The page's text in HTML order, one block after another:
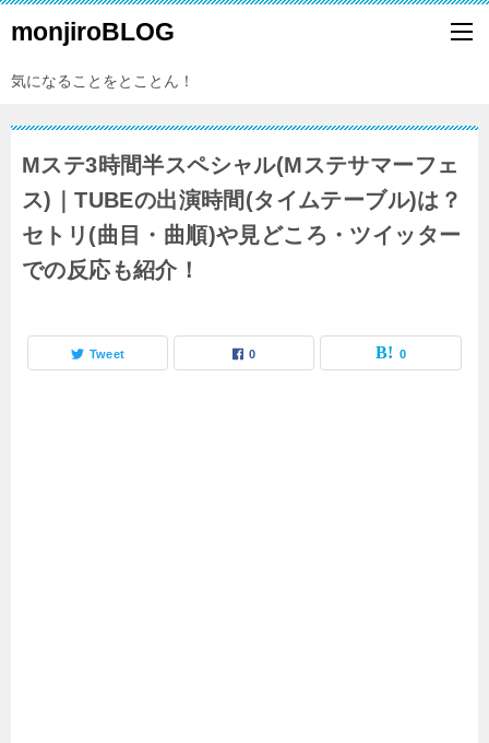
monjiroBLOG
気になることをとことん！
Mステ3時間半スペシャル(Mステサマーフェ
ス)｜TUBEの出演時間(タイムテーブル)は？
セトリ(曲目・曲順)や見どころ・ツイッター
での反応も紹介！
Tweet 0 0